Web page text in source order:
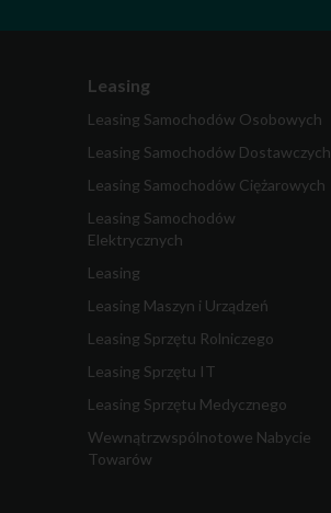
Leasing
Leasing Samochodów Osobowych
Leasing Samochodów Dostawczych
Leasing Samochodów Ciężarowych
Leasing Samochodów
Elektrycznych
Leasing
Leasing Maszyn i Urządzeń
Leasing Sprzętu Rolniczego
Leasing Sprzętu IT
Leasing Sprzętu Medycznego
Wewnątrzwspólnotowe Nabycie
Towarów